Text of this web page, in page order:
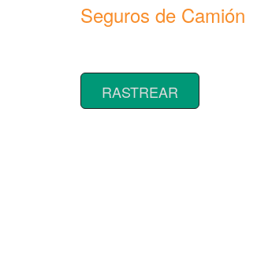
Seguros de Camión
RASTREAR